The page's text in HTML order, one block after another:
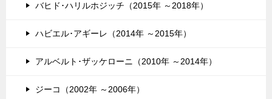
バヒド･ハリルホジッチ（2015年 ～2018年）
ハビエル･アギーレ（2014年 ～2015年）
アルベルト･ザッケローニ（2010年 ～2014年）
ジーコ（2002年 ～2006年）